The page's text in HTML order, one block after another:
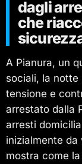
dagli
che
A Pianura, un
sociali, la notte
tensione e
arrestato dalla
arresti
inizialmente
mostra come